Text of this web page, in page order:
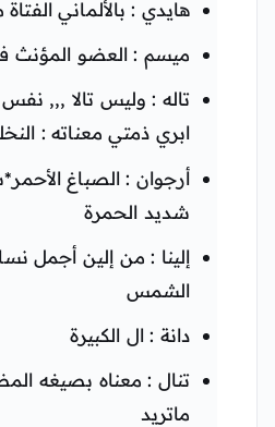
هايدي : بالألماني
ميسم : العضو المؤنث
تاله : وليس تالا ,,,
ابري ذمتي معناته :
أرجوان : الصباغ
شديد الحمرة
إلينا : من إلين أجمل
الشمس
دانة : ال الكبيرة
تنال : معناه بصيغه
ماتريد